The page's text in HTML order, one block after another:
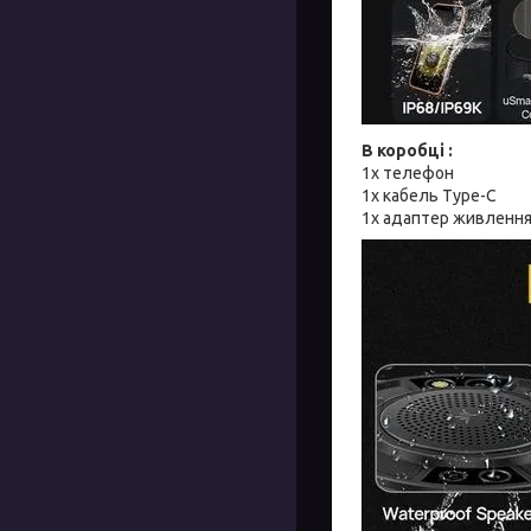
В коробці :
1х телефон
1х кабель Туре-С
1х адаптер живлення